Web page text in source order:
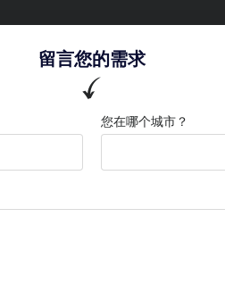
留言您的需求
您在哪个城市？